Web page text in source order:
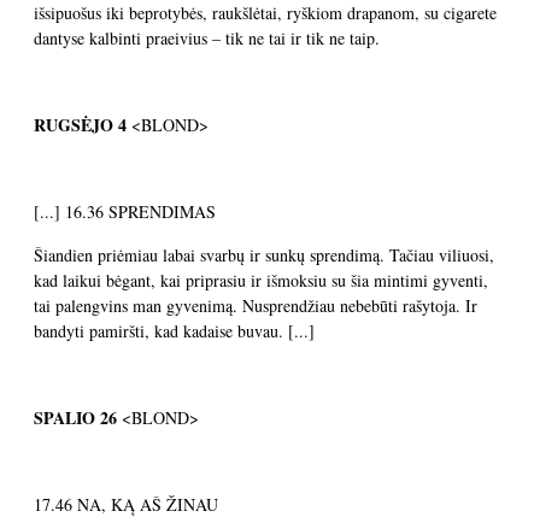
išsipuošus iki beprotybės, raukšlėtai, ryškiom drapanom, su cigarete
dantyse kalbinti praeivius – tik ne tai ir tik ne taip.
RUGSĖJO 4 <BLOND>
[...] 16.36 SPRENDIMAS
Šiandien priėmiau labai svarbų ir sunkų sprendimą. Tačiau viliuosi,
kad laikui bėgant, kai priprasiu ir išmoksiu su šia mintimi gyventi,
tai palengvins man gyvenimą. Nusprendžiau nebebūti rašytoja. Ir
bandyti pamiršti, kad kadaise buvau. [...]
SPALIO 26 <BLOND>
17.46 NA, KĄ AŠ ŽINAU